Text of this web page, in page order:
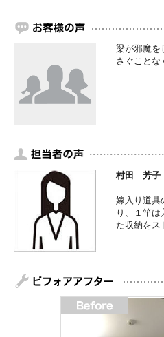
梁が邪魔を
さぐことな
村田 芳子
嫁入り道具
り、１竿
た収納をス